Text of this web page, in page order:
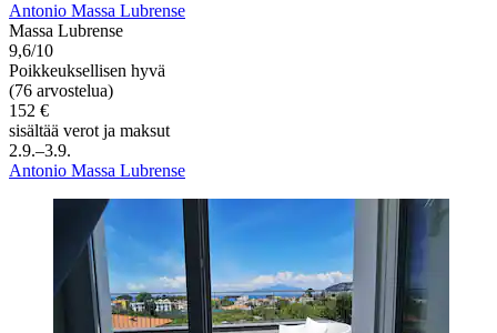
Antonio Massa Lubrense
Massa Lubrense
9,6/10
Poikkeuksellisen hyvä
(76 arvostelua)
152 €
sisältää verot ja maksut
2.9.–3.9.
Antonio Massa Lubrense